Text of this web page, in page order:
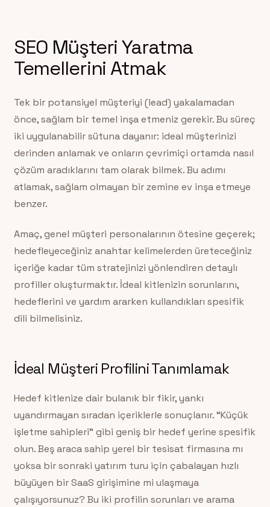
SEO Müşteri Yaratma
Temellerini Atmak
Tek bir potansiyel müşteriyi (lead) yakalamadan
önce, sağlam bir temel inşa etmeniz gerekir. Bu süreç
iki uygulanabilir sütuna dayanır: ideal müşterinizi
derinden anlamak ve onların çevrimiçi ortamda nasıl
çözüm aradıklarını tam olarak bilmek. Bu adımı
atlamak, sağlam olmayan bir zemine ev inşa etmeye
benzer.
Amaç, genel müşteri personalarının ötesine geçerek;
hedefleyeceğiniz anahtar kelimelerden üreteceğiniz
içeriğe kadar tüm stratejinizi yönlendiren detaylı
profiller oluşturmaktır. İdeal kitlenizin sorunlarını,
hedeflerini ve yardım ararken kullandıkları spesifik
dili bilmelisiniz.
İdeal Müşteri Profilini Tanımlamak
Hedef kitlenize dair bulanık bir fikir, yankı
uyandırmayan sıradan içeriklerle sonuçlanır. “Küçük
işletme sahipleri” gibi geniş bir hedef yerine spesifik
olun. Beş araca sahip yerel bir tesisat firmasına mı
yoksa bir sonraki yatırım turu için çabalayan hızlı
büyüyen bir SaaS girişimine mi ulaşmaya
çalışıyorsunuz? Bu iki profilin sorunları ve arama